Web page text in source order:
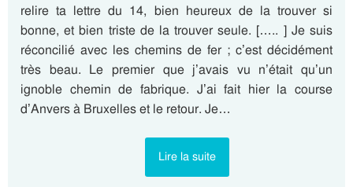
relire ta lettre du 14, bien heureux de la trouver si
bonne, et bien triste de la trouver seule. [….. ] Je suis
réconcilié avec les chemins de fer ; c’est décidément
très beau. Le premier que j’avais vu n’était qu’un
ignoble chemin de fabrique. J’ai fait hier la course
d’Anvers à Bruxelles et le retour. Je…
Lire la suite